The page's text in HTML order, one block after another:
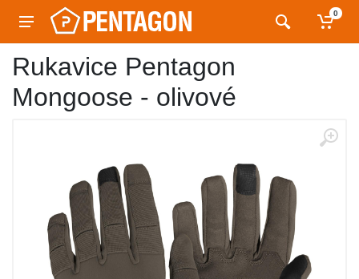
0
Rukavice Pentagon
Mongoose - olivové